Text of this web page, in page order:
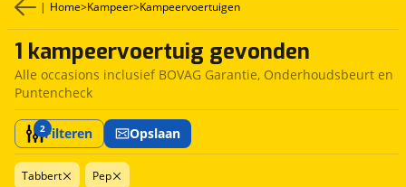
| Home>Kampeer>Kampeervoertuigen
1 kampeervoertuig gevonden
Alle occasions inclusief BOVAG Garantie, Onderhoudsbeurt en
Puntencheck
2Filteren Opslaan
Tabbert Pep